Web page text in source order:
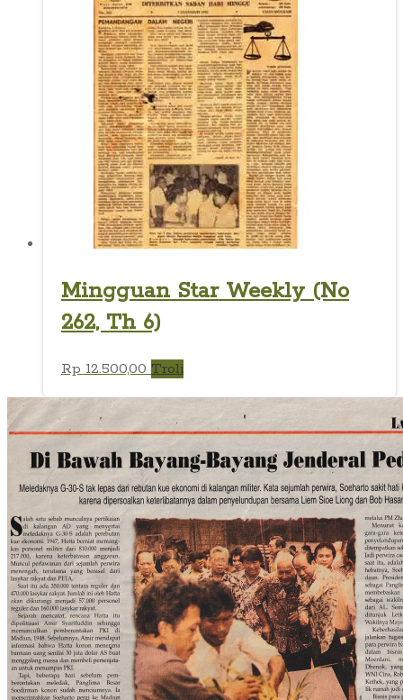
Mingguan Star Weekly (No
262, Th 6)
Rp 12.500,00 Troli